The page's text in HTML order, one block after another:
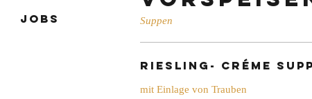
Suppen
Riesling- Créme
mit Einlage von Trauben
Jobs